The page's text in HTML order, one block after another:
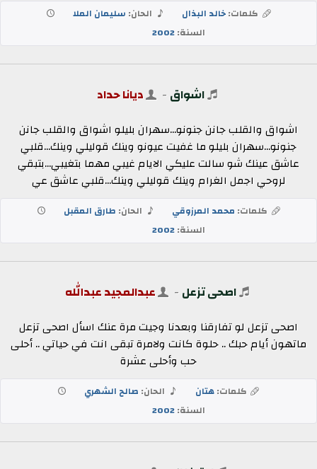
كلمات:خالد البذال الحان: سليمان الملا
السنة:2002
اشواق - ديانا حداد
اشواق والقلب جانن جنونو...سهران بليلو اشواق والقلب جانن
جنونو...سهران بليلو ما غفيت عيونو وينك قوليلي وينك...قلبي
عاشق عينك شو سالت عليكي الايام غيبي مهما بتغيبي...بتبقي
لروحي اجمل الغرام وينك قوليلي وينك...قلبي عاشق عي
كلمات: محمد المرزوقي الحان: طارق المقبل
السنة:2002
اصحى تزعل - عبدالمجيد عبدالله
اصحى تزعل لو تفارقنا وبعدنا وجيت مرة عنك اسأل اصحى تزعل
ماتهون أيام حبك .. حلوة كانت ولامرة تبقى انت في حياتي .. أحلى
حب وأحلى عشرة
كلمات:هتان الحان: صالح الشهري
السنة:2002